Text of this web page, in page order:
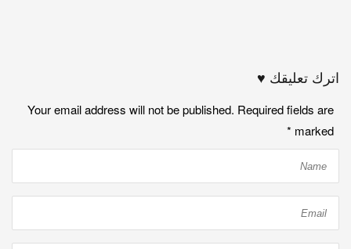
اترك تعليقك ♥
Your email address will not be published. Required fields are
marked
*